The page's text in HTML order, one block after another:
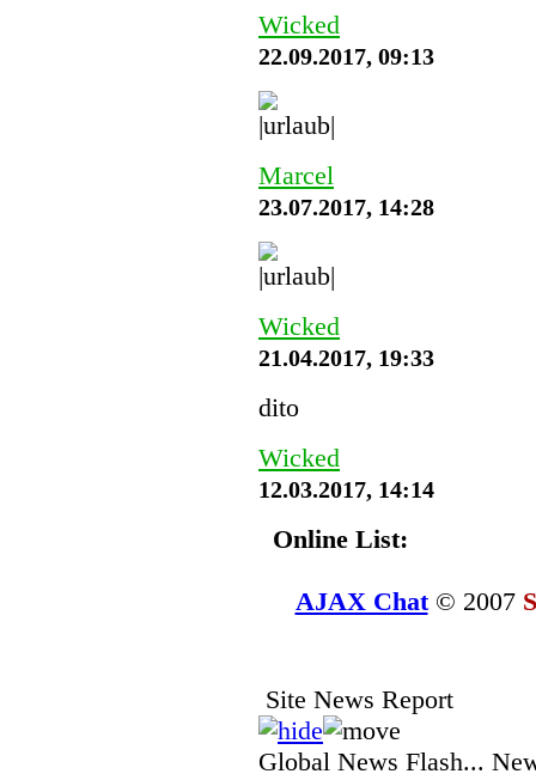
Wicked
22.09.2017, 09:13
Marcel
23.07.2017, 14:28
Wicked
21.04.2017, 19:33
dito
Wicked
12.03.2017, 14:14
Online List:
AJAX Chat© 2007
Site News Report
Global News Flash...